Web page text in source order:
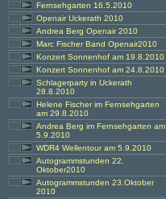
Fernsehgarten 16.5.2010
Openair Uckerath 2010
Andrea Berg Openair 2010
Marc Fischer Band Openair2010
Konzert Sonnenhof am 19.8.2010
Konzert Sonnenhof am 24.8.2010
Schlagerparty in Uckerath
28.8.2010
Helene Fischer im Fernsehgarten
am 29.8.2010
Andrea Berg im Fernsehgarten am
5.9.2010
WDR4 Wellentour am 5.9.2010
Autogrammstunden 22.
Oktober2010
Autogrammstunden 23.Oktober
2010